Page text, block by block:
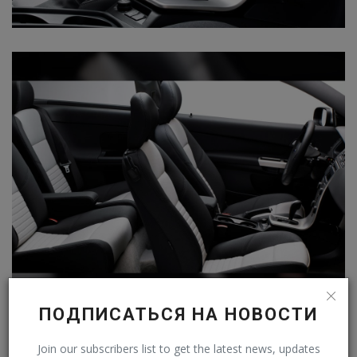
ПОДПИСАТЬСЯ НА НОВОСТИ
Join our subscribers list to get the latest news, updates